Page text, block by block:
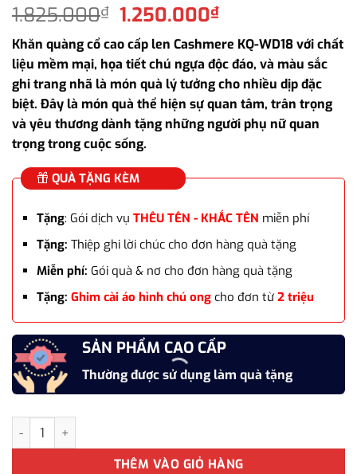
1.825.000₫ Giá
gốc
là:
1.825.000₫.
1.250.000₫Giá
hiện
tại
là:
1.250.000₫.
Khăn quàng cổ cao cấp len Cashmere KQ-WD18 với chất
liệu mềm mại, họa tiết chú ngựa độc đáo, và màu sắc
ghi trang nhã là món quà lý tưởng cho nhiều dịp đặc
biệt. Đây là món quà thể hiện sự quan tâm, trân trọng
và yêu thương dành tặng những người phụ nữ quan
trọng trong cuộc sống.
QUÀ TẶNG KÈM
Tặng: Gói dịch vụ THÊU TÊN - KHẮC TÊN miễn phí
Tặng: Thiệp ghi lời chúc cho đơn hàng quà tặng
Miễn phí: Gói quà & nơ cho đơn hàng quà tặng
Tặng: Ghim cài áo hình chú ongcho đơn từ 2 triệu
SẢN PHẨM CAO CẤP
Thường được sử dụng làm quà tặng
Khăn quàng cổ cao cấp len Cashmere cho nữ KQ-WD18 làm
THÊM VÀO GIỎ HÀNG